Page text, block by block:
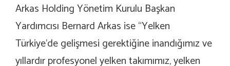
Arkas Holding Yönetim Kurulu Başkan
Yardımcısı Bernard Arkas ise “Yelken
Türkiye’de gelişmesi gerektiğine inandığımız ve
yıllardır profesyonel yelken takımımız, yelken